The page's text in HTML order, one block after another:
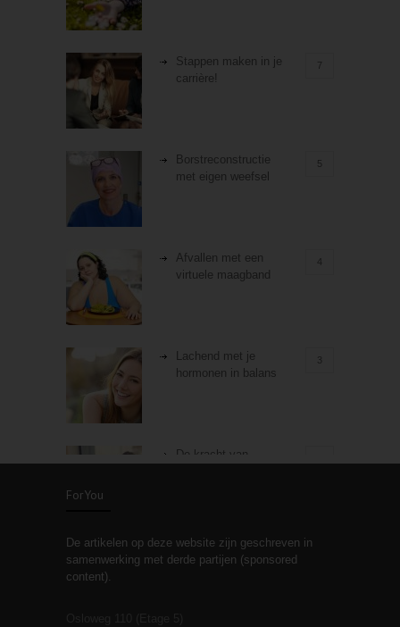
Stappen maken in je
carrière!
7
Borstreconstructie
met eigen weefsel
5
Afvallen met een
virtuele maagband
4
Lachend met je
hormonen in balans
3
De kracht van
Stiefouderschap en
relaties
ForYou
De artikelen op deze website zijn geschreven in
samenwerking met derde partijen (sponsored
content).